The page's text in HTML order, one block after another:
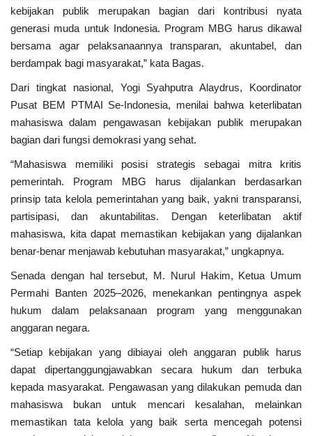
Olahraga
Ekonomi
TNI & POLRI
Mabes TNI AD
TNI
Pendidikan
Presiden dan Wakil Presiden RI
Peristiwa
kebijakan publik merupakan bagian dari kontribusi nyata
generasi muda untuk Indonesia. Program MBG harus dikawal
bersama agar pelaksanaannya transparan, akuntabel, dan
berdampak bagi masyarakat,” kata Bagas.
Dari tingkat nasional, Yogi Syahputra Alaydrus, Koordinator
Pusat BEM PTMAI Se-Indonesia, menilai bahwa keterlibatan
mahasiswa dalam pengawasan kebijakan publik merupakan
bagian dari fungsi demokrasi yang sehat.
“Mahasiswa memiliki posisi strategis sebagai mitra kritis
pemerintah. Program MBG harus dijalankan berdasarkan
prinsip tata kelola pemerintahan yang baik, yakni transparansi,
partisipasi, dan akuntabilitas. Dengan keterlibatan aktif
mahasiswa, kita dapat memastikan kebijakan yang dijalankan
benar-benar menjawab kebutuhan masyarakat,” ungkapnya.
Senada dengan hal tersebut, M. Nurul Hakim, Ketua Umum
Permahi Banten 2025–2026, menekankan pentingnya aspek
hukum dalam pelaksanaan program yang menggunakan
anggaran negara.
“Setiap kebijakan yang dibiayai oleh anggaran publik harus
dapat dipertanggungjawabkan secara hukum dan terbuka
kepada masyarakat. Pengawasan yang dilakukan pemuda dan
mahasiswa bukan untuk mencari kesalahan, melainkan
memastikan tata kelola yang baik serta mencegah potensi